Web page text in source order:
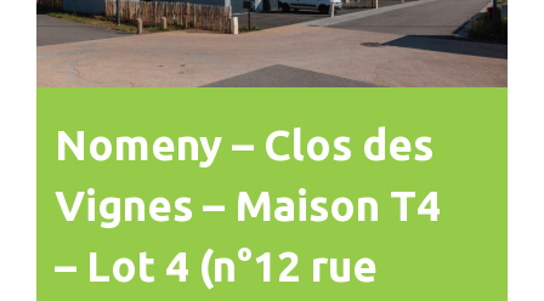
Nomeny – Clos des
Vignes – Maison T4
– Lot 4 (n°12 rue